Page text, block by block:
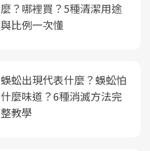
麼？哪裡買？5種清潔用途
與比例一次懂
蜈蚣出現代表什麼？蜈蚣怕
什麼味道？6種消滅方法完
整教學